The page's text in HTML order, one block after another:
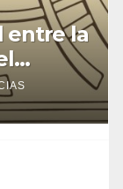
entre la